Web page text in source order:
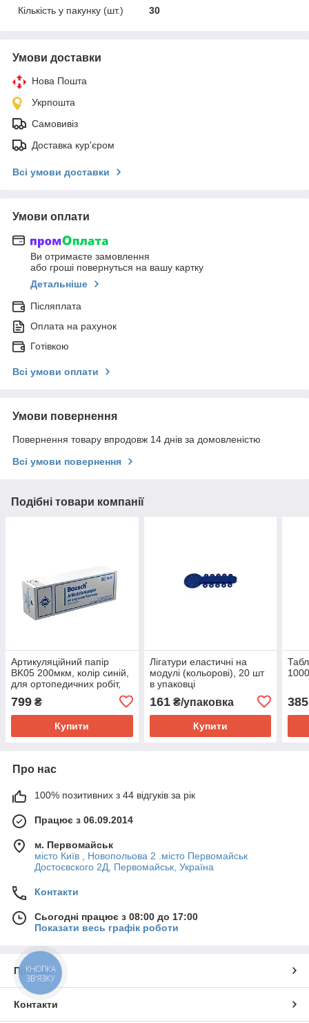
Кількість у пакунку (шт.)
30
Умови доставки
Нова Пошта
Укрпошта
Самовивіз
Доставка кур'єром
Всі умови доставки
Умови оплати
Ви отримаєте замовлення
або гроші повернуться на вашу картку
Детальніше
Післяплата
Оплата на рахунок
Готівкою
Всі умови оплати
Умови повернення
Повернення товару впродовж 14 днів за домовленістю
Всі умови повернення
Подібні товари компанії
Артикуляційний папір
BK05 200мкм, колір синій,
для ортопедичних робіт,
799 ₴
Купити
Лігатури еластичні на
модулі (кольорові), 20 шт
в упаковці
161₴/упаковка
Купити
385
Про нас
100% позитивних з 44 відгуків за рік
Працює з 06.09.2014
м. Первомайськ
місто Київ , Новопольова 2 .місто Первомайськ
Достоєвского 2Д, Первомайськ, Україна
Контакти
Сьогодні працює з 08:00 до 17:00
Показати весь графік роботи
Про нас
Контакти
КНОПКА
ЗВ'ЯЗКУ